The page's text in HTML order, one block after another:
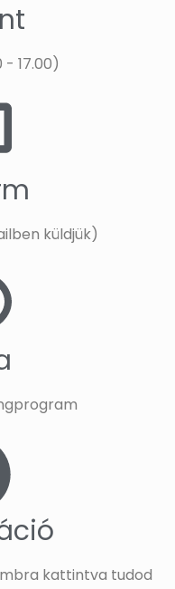
- 17.00)
küldjük)
kattintva tudod